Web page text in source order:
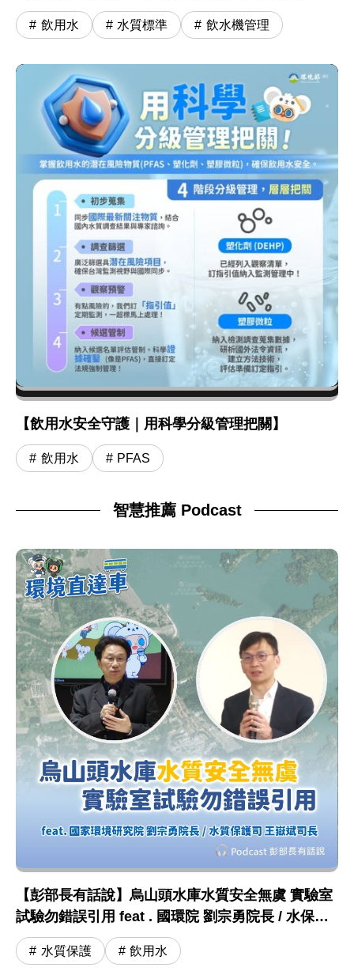
飲用水 水質標準 飲水機管理
【飲用水安全守護｜用科學分級管理把關】
飲用水 PFAS
智慧推薦 Podcast
【彭部長有話說】烏山頭水庫水質安全無虞 實驗室
試驗勿錯誤引用 feat . 國環院 劉宗勇院長 / 水保司
王嶽斌司長
水質保護 飲用水